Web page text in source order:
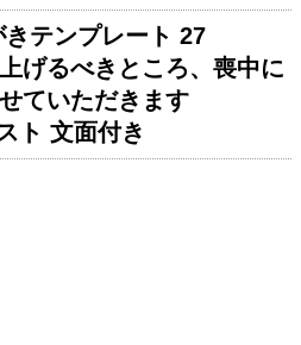
テンプレート 27
げるべきところ、喪中に
ていただきます
ト 文面付き